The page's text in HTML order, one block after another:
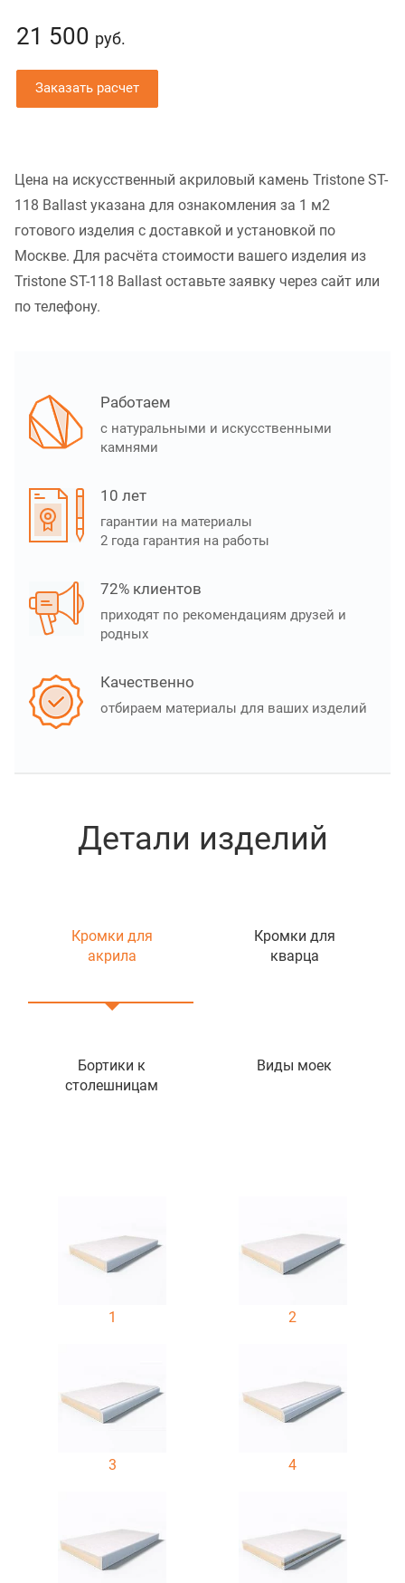
21 500 руб.
Заказать расчет
Цена на искусственный акриловый камень Tristone ST-
118 Ballast указана для ознакомления за 1 м2
готового изделия с доставкой и установкой по
Москве. Для расчёта стоимости вашего изделия из
Tristone ST-118 Ballast оставьте заявку через сайт или
по телефону.
Работаем
с натуральными и искусственными
камнями
10 лет
гарантии на материалы
2 года гарантия на работы
72% клиентов
приходят по рекомендациям друзей и
родных
Качественно
отбираем материалы для ваших изделий
Детали изделий
Кромки для
акрила
Кромки для
кварца
Бортики к
столешницам
Виды моек
1 2
3 4